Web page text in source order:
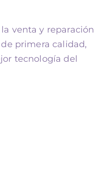
venta y reparación
primera calidad,
tecnología del